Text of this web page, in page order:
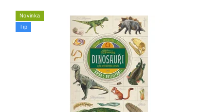
Novinka
Tip